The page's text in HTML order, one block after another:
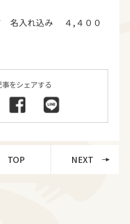
名入れ込み ４,４００
事をシェアする
TOP NEXT